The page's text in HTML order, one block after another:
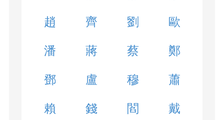
趙 齊 劉 歐
潘 蔣 蔡 鄭
鄧 盧 穆 蕭
賴 錢 閻 戴